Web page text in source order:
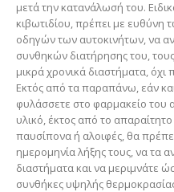
μετά την κατανάλωσή του.
κιβωτιδίου, πρέπει με ευθύνη
οδηγών των αυτοκινήτων, να
συνθηκών διατήρησης του,
μικρά χρονικά διαστήματα,
Εκτός από τα παραπάνω, εάν και
φυλάσσετε στο φαρμακείο του
υλικό, έκτος από το
παυσίπονα ή αλοιφές, θα
ημερομηνία λήξης τους, να τα
διαστήματα και να μεριμνάτε
συνθήκες υψηλής